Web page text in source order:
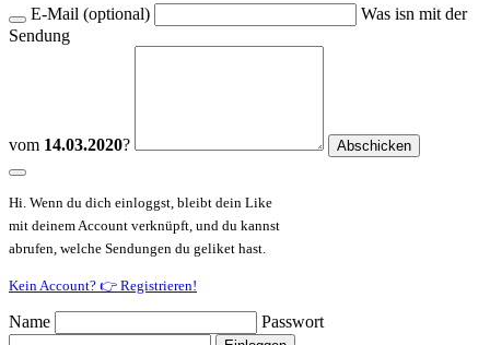
E-Mail (optional)
Was isn mit der
Sendung
vom 14.03.2020?
Hi. Wenn du dich einloggst, bleibt dein Like
mit deinem Account verknüpft, und du kannst
abrufen, welche Sendungen du geliket hast.
Kein Account? 👉 Registrieren!
Name Passwort